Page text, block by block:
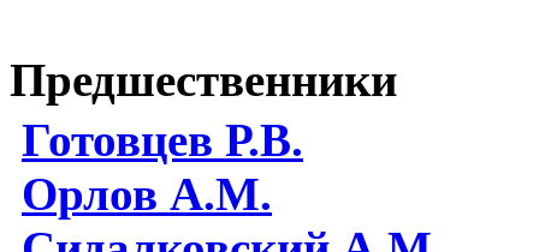
Предшественники
Готовцев Р.В.
Орлов А.М.